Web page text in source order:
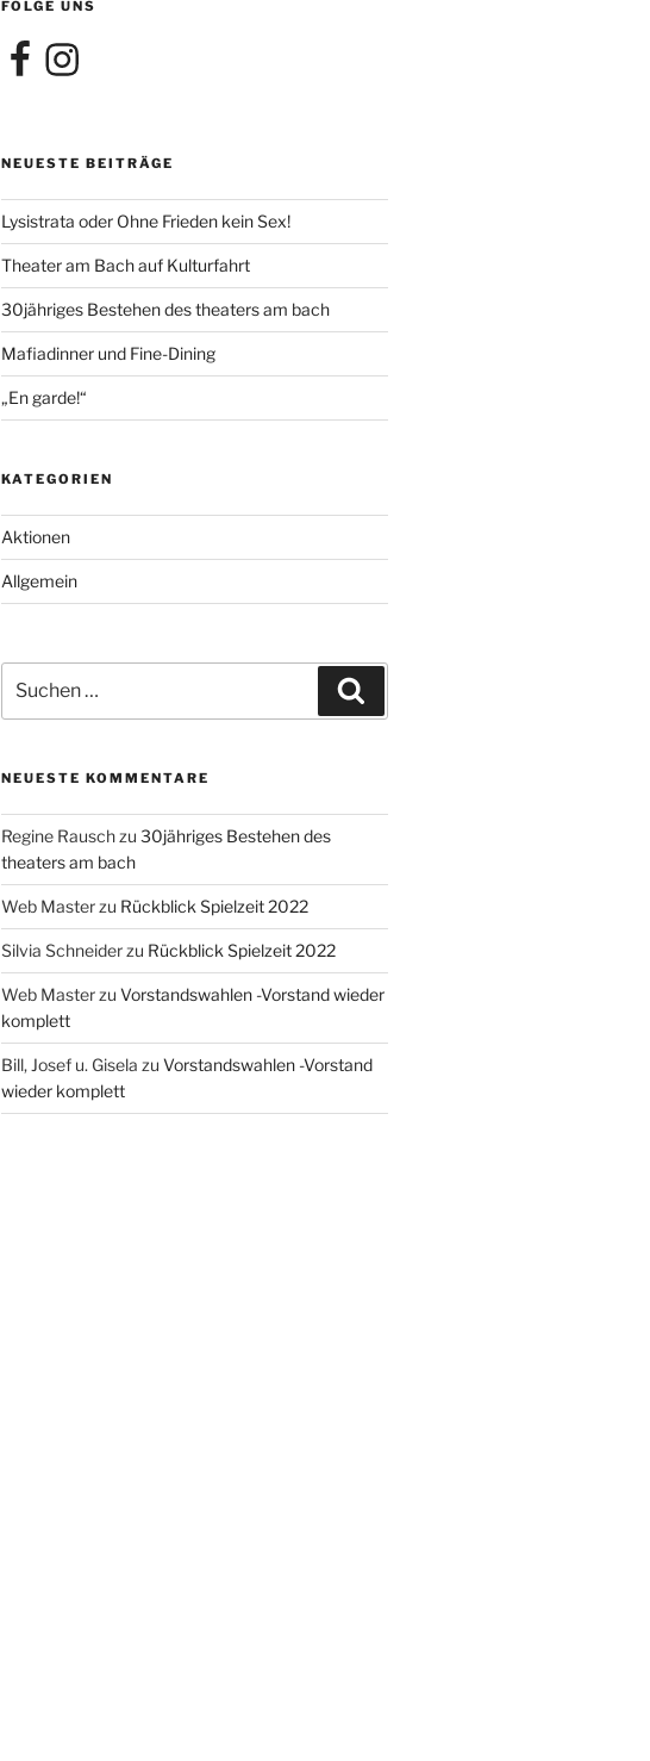
FOLGE UNS
FacebookInstagram
NEUESTE BEITRÄGE
Lysistrata oder Ohne Frieden kein Sex!
Theater am Bach auf Kulturfahrt
30jähriges Bestehen des theaters am bach
Mafiadinner und Fine-Dining
„En garde!“
KATEGORIEN
Aktionen
Allgemein
nach:
NEUESTE KOMMENTARE
Regine Rauschzu 30jähriges Bestehen des
theaters am bach
Web Masterzu Rückblick Spielzeit 2022
Silvia Schneiderzu Rückblick Spielzeit 2022
Web Masterzu Vorstandswahlen -Vorstand wieder
komplett
Bill, Josef u. Gisela zu Vorstandswahlen -Vorstand
wieder komplett